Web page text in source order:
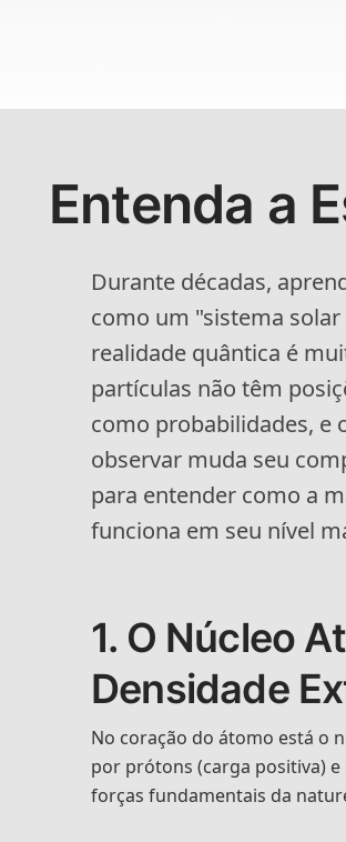
Entenda a
Durante décadas,
como um "sistema
realidade quântica é
partículas não têm
como probabilidades, e
observar muda seu
para entender como a
funciona em seu nível
1. O Núcleo
Densidade
No coração do átomo está o
por prótons (carga positiva)
forças fundamentais da